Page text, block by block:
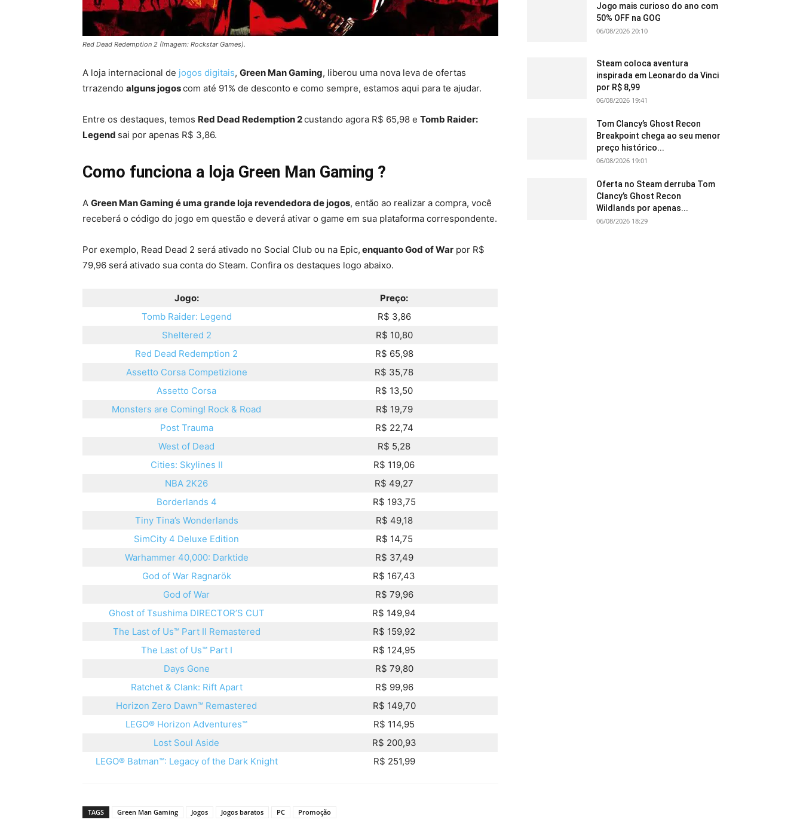
Red Dead Redemption 2 (Imagem: Rockstar Games).
A loja internacional de jogos digitais, Green Man Gaming, liberou uma nova leva de ofertas
trrazendo alguns jogoscom até 91% de desconto e como sempre, estamos aqui para te ajudar.
Entre os destaques, temos Red Dead Redemption 2custando agora R$ 65,98 e Tomb Raider:
Legend sai por apenas R$ 3,86.
Como funciona a loja Green Man Gaming ?
A Green Man Gaming é uma grande loja revendedora de jogos, então ao realizar a compra, você
receberá o código do jogo em questão e deverá ativar o game em sua plataforma correspondente.
Por exemplo, Read Dead 2 será ativado no Social Club ou na Epic, enquanto God of War por R$
79,96 será ativado sua conta do Steam. Confira os destaques logo abaixo.
Jogo:
Preço:
Tomb Raider: Legend
R$ 3,86
Sheltered 2
R$ 10,80
Red Dead Redemption 2
R$ 65,98
Assetto Corsa Competizione
R$ 35,78
Assetto Corsa
R$ 13,50
Monsters are Coming! Rock & Road
R$ 19,79
Post Trauma
R$ 22,74
West of Dead
R$ 5,28
Cities: Skylines II
R$ 119,06
NBA 2K26
R$ 49,27
Borderlands 4
R$ 193,75
Tiny Tina’s Wonderlands
R$ 49,18
SimCity 4 Deluxe Edition
R$ 14,75
Warhammer 40,000: Darktide
R$ 37,49
God of War Ragnarök
R$ 167,43
God of War
R$ 79,96
Ghost of Tsushima DIRECTOR’S CUT
R$ 149,94
The Last of Us™ Part II Remastered
R$ 159,92
The Last of Us™ Part I
R$ 124,95
Days Gone
R$ 79,80
Ratchet & Clank: Rift Apart
R$ 99,96
Horizon Zero Dawn™ Remastered
R$ 149,70
LEGO® Horizon Adventures™
R$ 114,95
Lost Soul Aside
R$ 200,93
LEGO® Batman™: Legacy of the Dark Knight
R$ 251,99
TAGS Green Man Gaming Jogos Jogos baratos PC Promoção
Jogo mais curioso do ano com
50% OFF na GOG
06/08/2026 20:10
Steam coloca aventura
inspirada em Leonardo da Vinci
por R$ 8,99
06/08/2026 19:41
Tom Clancy’s Ghost Recon
Breakpoint chega ao seu menor
preço histórico...
06/08/2026 19:01
Oferta no Steam derruba Tom
Clancy’s Ghost Recon
Wildlands por apenas...
06/08/2026 18:29